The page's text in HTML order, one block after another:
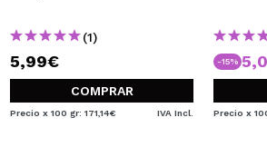
(1)
5,99€
COMPRAR
Precio x 100 gr: 171,14€ IVA Incl.
-15%
Precio x